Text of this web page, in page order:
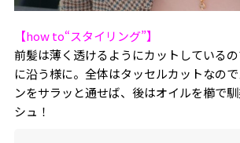
【how to“スタイリング”】
前髪は薄く透けるようにカットしている
に沿う様に。全体はタッセルカットなの
ンをサラッと通せば、後はオイルを櫛で
シュ！